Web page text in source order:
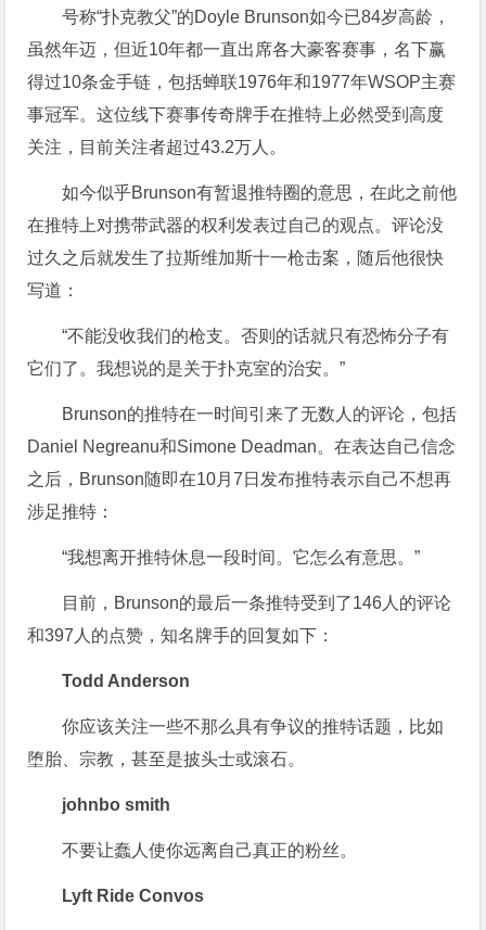
号称“扑克教父”的Doyle Brunson如今已84岁高龄，
虽然年迈，但近10年都一直出席各大豪客赛事，名下赢
得过10条金手链，包括蝉联1976年和1977年WSOP主赛
事冠军。这位线下赛事传奇牌手在推特上必然受到高度
关注，目前关注者超过43.2万人。
如今似乎Brunson有暂退推特圈的意思，在此之前他
在推特上对携带武器的权利发表过自己的观点。评论没
过久之后就发生了拉斯维加斯十一枪击案，随后他很快
写道：
“不能没收我们的枪支。否则的话就只有恐怖分子有
它们了。我想说的是关于扑克室的治安。”
Brunson的推特在一时间引来了无数人的评论，包括
Daniel Negreanu和Simone Deadman。在表达自己信念
之后，Brunson随即在10月7日发布推特表示自己不想再
涉足推特：
“我想离开推特休息一段时间。它怎么有意思。”
目前，Brunson的最后一条推特受到了146人的评论
和397人的点赞，知名牌手的回复如下：
Todd Anderson
你应该关注一些不那么具有争议的推特话题，比如
堕胎、宗教，甚至是披头士或滚石。
johnbo smith
不要让蠢人使你远离自己真正的粉丝。
Lyft Ride Convos